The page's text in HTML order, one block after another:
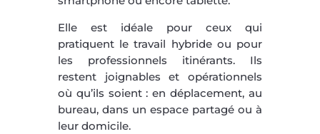
Elle est idéale pour ceux qui
pratiquent le travail hybride ou pour
les professionnels itinérants. Ils
restent joignables et opérationnels
où qu’ils soient : en déplacement, au
bureau, dans un espace partagé ou à
leur domicile.